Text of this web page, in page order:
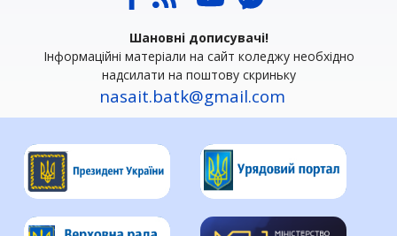
Шановні дописувачі!
Інформаційні матеріали на сайт коледжу необхідно
надсилати на поштову скриньку
nasait.batk@gmail.com